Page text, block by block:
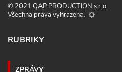
© 2021 QAP PRODUCTION s.r.o.
Všechna práva vyhrazena.
RUBRIKY
ZPRÁVY